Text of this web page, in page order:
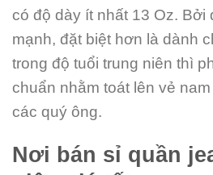
có độ dày ít nhất 13 Oz. Bởi
mạnh, đặt biệt hơn là dành
trong độ tuổi trung niên thì
chuẩn nhằm toát lên vẻ
các quý ông.
Nơi bán sỉ quần